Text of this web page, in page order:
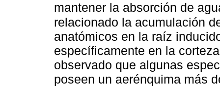
mantener la absorción de
relacionado la acumulación
anatómicos en la raíz
específicamente en la
observado que algunas
poseen un aerénquima más